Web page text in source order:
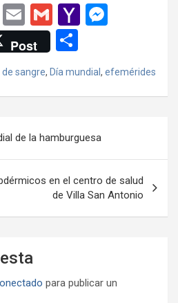
T
E
m
ail
G
m
ail
Y
o
o
ail
n
g
Post
o
m
ar
tir
sangre, Día mundial , efemérides
de la hamburguesa
en el centro de salud
de Villa San Antonio
para publicar un